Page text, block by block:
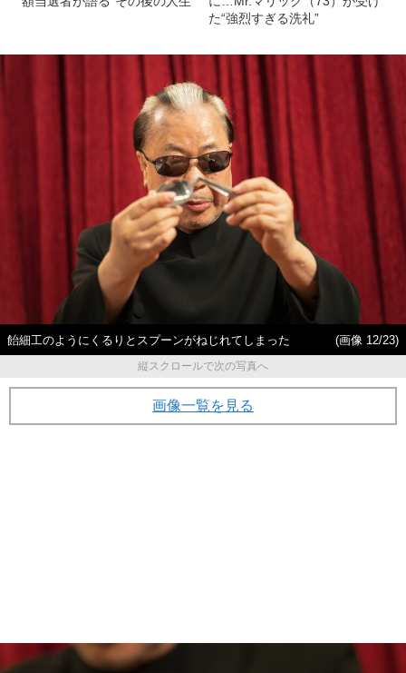
た“強烈すぎる洗礼”
飴細工のようにくるりとスプーンがねじれてしまった
(画像 12/23)
縦スクロールで次の写真へ
画像一覧を見る